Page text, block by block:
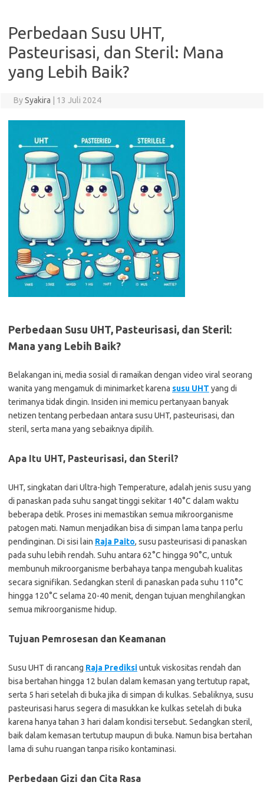
Perbedaan Susu UHT,
Pasteurisasi, dan Steril: Mana
yang Lebih Baik?
BySyakira 13 Juli 2024
Perbedaan Susu UHT, Pasteurisasi, dan Steril:
Mana yang Lebih Baik?
Belakangan ini, media sosial di ramaikan dengan video viral seorang
wanita yang mengamuk di minimarket karena susu UHT yang di
terimanya tidak dingin. Insiden ini memicu pertanyaan banyak
netizen tentang perbedaan antara susu UHT, pasteurisasi, dan
steril, serta mana yang sebaiknya dipilih.
Apa Itu UHT, Pasteurisasi, dan Steril?
UHT, singkatan dari Ultra-high Temperature, adalah jenis susu yang
di panaskan pada suhu sangat tinggi sekitar 140°C dalam waktu
beberapa detik. Proses ini memastikan semua mikroorganisme
patogen mati. Namun menjadikan bisa di simpan lama tanpa perlu
pendinginan. Di sisi lain Raja Paito, susu pasteurisasi di panaskan
pada suhu lebih rendah. Suhu antara 62°C hingga 90°C, untuk
membunuh mikroorganisme berbahaya tanpa mengubah kualitas
secara signifikan. Sedangkan steril di panaskan pada suhu 110°C
hingga 120°C selama 20-40 menit, dengan tujuan menghilangkan
semua mikroorganisme hidup.
Tujuan Pemrosesan dan Keamanan
Susu UHT di rancang Raja Prediksiuntuk viskositas rendah dan
bisa bertahan hingga 12 bulan dalam kemasan yang tertutup rapat,
serta 5 hari setelah di buka jika di simpan di kulkas. Sebaliknya, susu
pasteurisasi harus segera di masukkan ke kulkas setelah di buka
karena hanya tahan 3 hari dalam kondisi tersebut. Sedangkan steril,
baik dalam kemasan tertutup maupun di buka. Namun bisa bertahan
lama di suhu ruangan tanpa risiko kontaminasi.
Perbedaan Gizi dan Cita Rasa